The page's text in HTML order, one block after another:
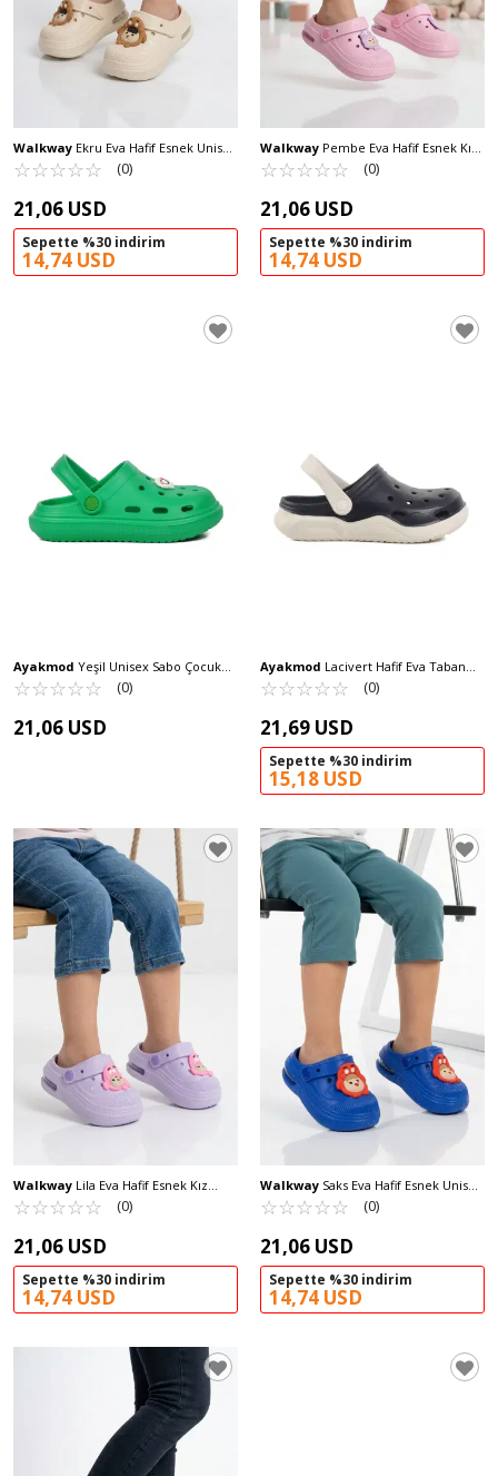
Walkway Ekru Eva Hafif Esnek Unisex
Çocuk Sabo Terlik 2316 B-P
☆☆☆☆☆
★★★★★ (0)
21,06 USD
Sepette %30 indirim
14,74 USD
Walkway Pembe Eva Hafif Esnek Kız
Çocuk Sabo Terlik 2316 B-P
☆☆☆☆☆
★★★★★ (0)
21,06 USD
Sepette %30 indirim
14,74 USD
Ayakmod Yeşil Unisex Sabo Çocuk
Terlik 755 F
☆☆☆☆☆
★★★★★ (0)
21,06 USD
Ayakmod Lacivert Hafif Eva Taban
Unisex Sabo Terlik Stella Z
☆☆☆☆☆
★★★★★ (0)
21,69 USD
Sepette %30 indirim
15,18 USD
Walkway Lila Eva Hafif Esnek Kız
Çocuk Sabo Terlik 2316 B-P
☆☆☆☆☆
★★★★★ (0)
21,06 USD
Sepette %30 indirim
14,74 USD
Walkway Saks Eva Hafif Esnek Unisex
Çocuk Sabo Terlik 2316 B-P
☆☆☆☆☆
★★★★★ (0)
21,06 USD
Sepette %30 indirim
14,74 USD